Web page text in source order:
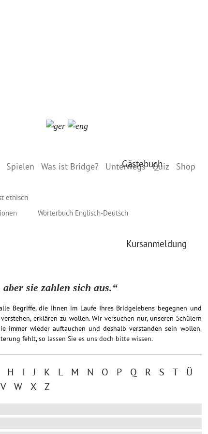
Gästebuch
Kursanmeldung
Spielen Was ist Bridge? Unterwegs Quiz Shop
ethisch
Wörterbuch Englisch-Deutsch
sie zahlen sich aus.“
Begriffe, die Ihnen im Laufe Ihres Bridgelebens begegnen und
erklären zu wollen. Wir versuchen nur, unseren Schülern
immer wieder auftauchen und deshalb verstanden sein wollen.
fehlt, so lassen Sie es uns doch bitte wissen.
H I J K L M N O P Q R S T
Ü
V
W X Z